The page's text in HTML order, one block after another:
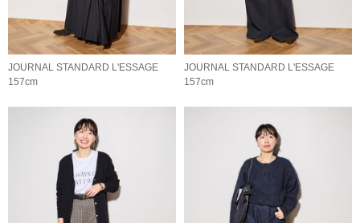
JOURNAL STANDARD L'ESSAGE
157cm
JOURNAL STANDARD L'ESSAGE
157cm